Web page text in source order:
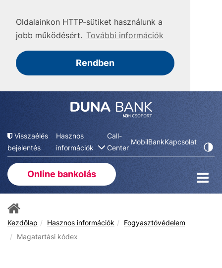
Oldalainkon HTTP-sütiket használunk a
jobb működésért. További információk
Rendben
Visszaélés
bejelentés
Hasznos
információk
Call-
Center
MobilBankKapcsolat
Online bankolás
Kezdőlap Hasznos információk
Fogyasztóvédelem
Magatartási kódex